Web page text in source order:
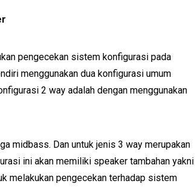
pengecekan sistem konfigurasi pada
menggunakan dua konfigurasi umum
2 way adalah dengan menggunakan
midbass. Dan untuk jenis 3 way merupakan
ini akan memiliki speaker tambahan yakni
melakukan pengecekan terhadap sistem